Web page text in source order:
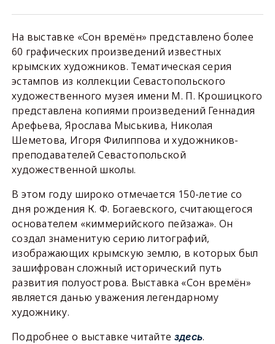
На выставке «Сон времён» представлено более
60 графических произведений известных
крымских художников. Тематическая серия
эстампов из коллекции Севастопольского
художественного музея имени М. П. Крошицкого
представлена копиями произведений Геннадия
Арефьева, Ярослава Мыськива, Николая
Шеметова, Игоря Филиппова и художников-
преподавателей Севастопольской
художественной школы.
В этом году широко отмечается 150-летие со
дня рождения К. Ф. Богаевского, считающегося
основателем «киммерийского пейзажа». Он
создал знаменитую серию литографий,
изображающих крымскую землю, в которых был
зашифрован сложный исторический путь
развития полуострова. Выставка «Сон времён»
является данью уважения легендарному
художнику.
Подробнее о выставке читайте здесь.